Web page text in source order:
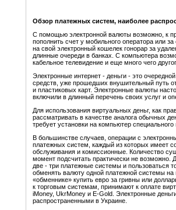
Обзор платежных систем, наиболее
С помощью электронной валюты возможно, к
пополнить счет у мобильного оператора или
на свой электронный кошелек гонорар за
длинные очереди в банках. С компьютера
кабельное телевидение и еще много чего
Электронные интернет - деньги - это
средств, уже прошедших внушительный путь
и пластиковых карт. Электронные валюты
включили в длинный перечень своих услуг и
Для использования виртуальных деньг, как
рассматривать в качестве аналога обычных
требует установки на компьютер
В большинстве случаев, операции с
платежных систем, каждый из которых имеет
обслуживания и комиссионные. Количество
момент подсчитать практически не возможно.
две - три платежные системы и пользоваться
обменять валюту одной платежной системы
«обменнике» купить евро за гривны или
к торговым системам, принимают к оплате
iMoney, UkrMoney и E-Gold. Электронные
распространенными в Украине.